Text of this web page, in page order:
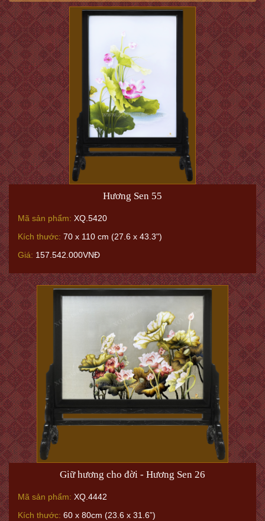
Hương Sen 55
Mã sản phẩm: XQ.5420
Kích thước: 70 x 110 cm (27.6 x 43.3")
Giá: 157.542.000VNĐ
Giữ hương cho đời - Hương Sen 26
Mã sản phẩm: XQ.4442
Kích thước: 60 x 80cm (23.6 x 31.6”)